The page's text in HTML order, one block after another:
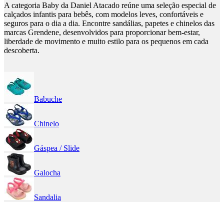
A categoria Baby da Daniel Atacado reúne uma seleção especial de
calçados infantis para bebês, com modelos leves, confortáveis e
seguros para o dia a dia. Encontre sandálias, papetes e chinelos das
marcas Grendene, desenvolvidos para proporcionar bem-estar,
liberdade de movimento e muito estilo para os pequenos em cada
descoberta.
Babuche
Chinelo
Gáspea / Slide
Galocha
Sandalia